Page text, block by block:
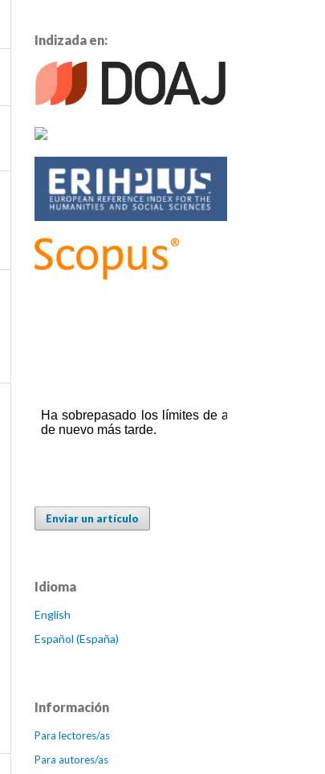
Indizada en:
Enviar un artículo
Idioma
English
Español (España)
Información
Para lectores/as
Para autores/as